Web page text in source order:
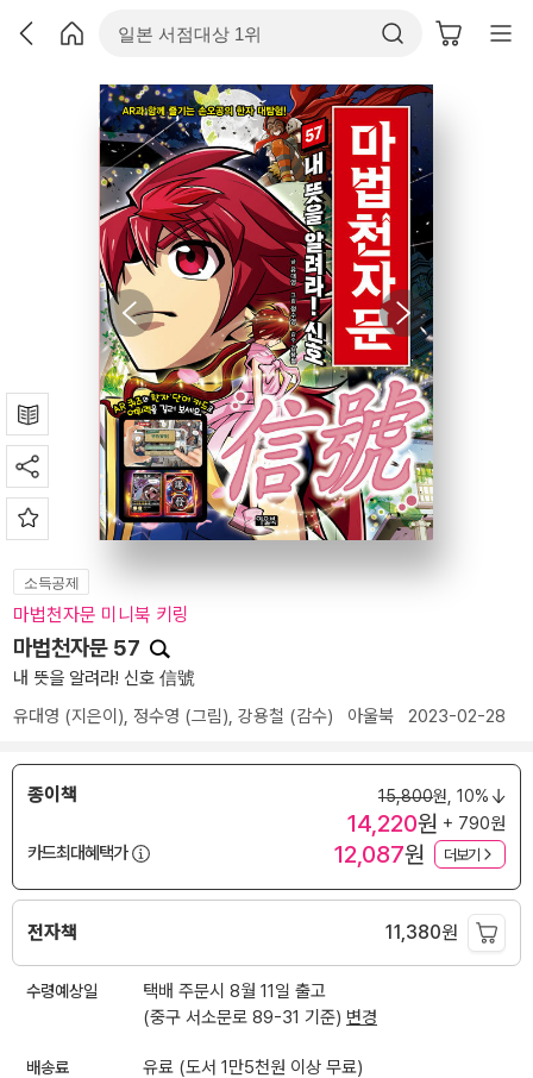
소득공제
마법천자문 미니북 키링
마법천자문 57
내 뜻을 알려라! 신호 信號
유대영 (지은이), 정수영 (그림), 강용철 (감수) 아울북 2023-02-28
종이책 15,800원, 10%
14,220원 + 790원
카드최대혜택가
12,087원 더보기
전자책 11,380원
수령예상일
택배 주문시 8월 11일 출고
(중구 서소문로 89-31 기준) 변경
배송료 유료 (도서 1만5천원 이상 무료)